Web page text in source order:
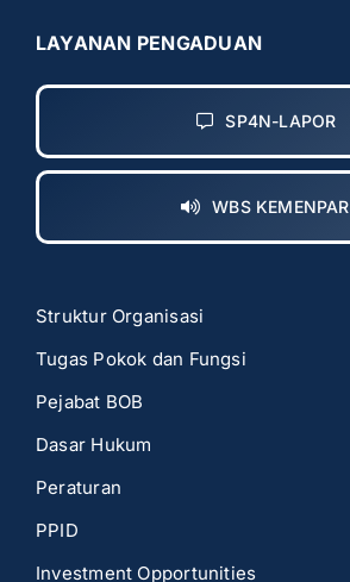
LAYANAN PENGADUAN
SP4N-LAPOR
WBS KEMENPAR
Struktur Organisasi
Tugas Pokok dan Fungsi
Pejabat BOB
Dasar Hukum
Peraturan
PPID
Investment Opportunities